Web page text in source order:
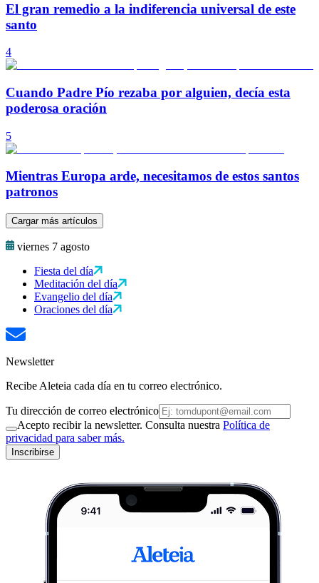
El gran remedio a la indiferencia universal de este
santo
4
Cuando Padre Pío rezaba por alguien, decía esta
poderosa oración
5
Mientras Europa arde, necesitamos de estos santos
patronos
Cargar más artículos
viernes 7 agosto
Fiesta del día
Meditación del día
Evangelio del día
Oraciones del día
Newsletter
Recibe Aleteia cada día en tu correo electrónico.
Tu dirección de correo electrónico
Acepto recibir la newsletter. Consulta nuestra Política de
privacidad para saber más.
Inscribirse